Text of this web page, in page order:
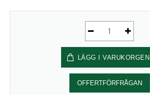
PEKING
Matstolar
2-
Pack
Svart
LÄGG I VARUKORGEN
OFFERTFÖRFRÅGAN